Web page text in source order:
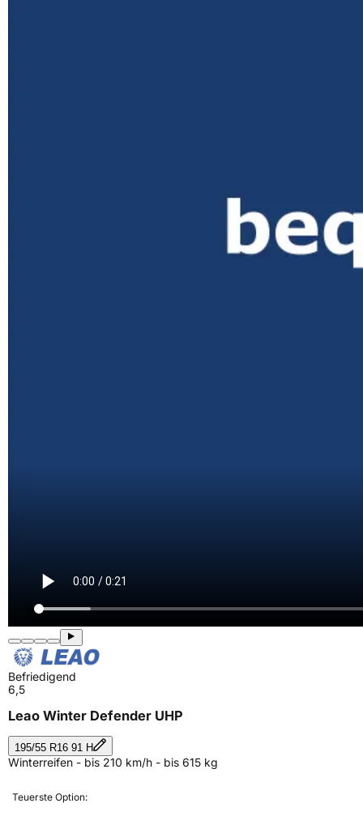
Befriedigend
6,5
Leao Winter Defender UHP
195/55 R16 91 H
Winterreifen - bis 210 km/h - bis 615 kg
Teuerste Option: